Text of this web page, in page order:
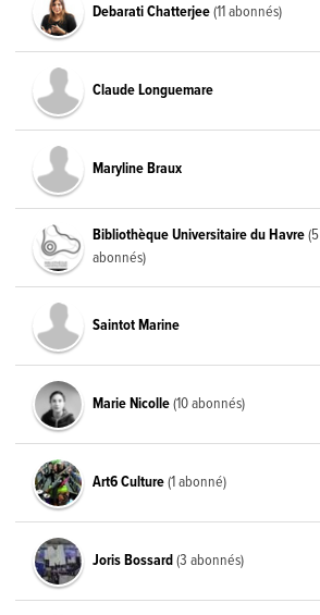
Debarati Chatterjee(11 abonnés)
Claude Longuemare
Maryline Braux
Bibliothèque Universitaire du Havre(5
abonnés)
Saintot Marine
Marie Nicolle(10 abonnés)
Art6 Culture(1 abonné)
Joris Bossard(3 abonnés)